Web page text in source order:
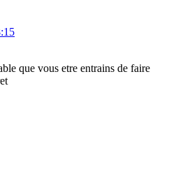
que vous etre entrains de faire